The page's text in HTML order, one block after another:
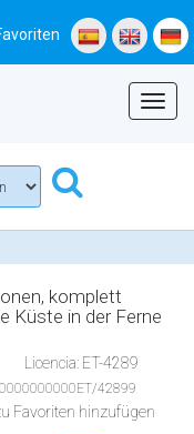
Menu
komplett
Küste in der Ferne
Licencia: ET-4289
42899
Favoriten hinzufügen